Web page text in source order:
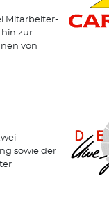
Mitarbeiter-
hin zur
von
sowie der